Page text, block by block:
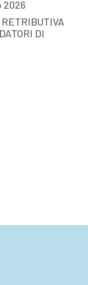
2026
DI